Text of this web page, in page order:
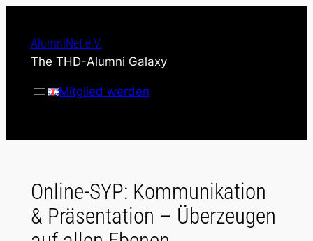
springen
AlumniNet e.V.
The THD-Alumni Galaxy
Mitglied werden
Online-SYP: Kommunikation
& Präsentation – Überzeugen